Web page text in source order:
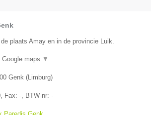
plaats Amay en in de provincie Luik.
Google maps ▼
Genk ( Limburg)
, Fax: - , BTW-nr: -